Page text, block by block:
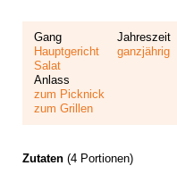
Gang
Hauptgericht
Salat
Jahreszeit
ganzjährig
Anlass
zum Picknick
zum Grillen
Zutaten (4 Portionen)